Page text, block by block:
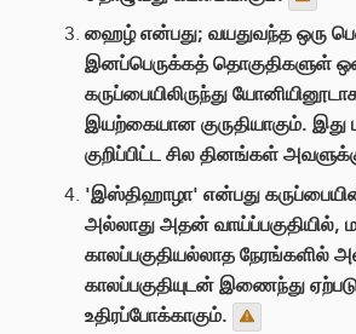
ஹைழ் என்பது; வயதுவந்த ஒரு
இனப்பெருக்கத் தொகுதிகளுள்
கருப்பையிலிருந்து
இயற்கையான குருதியாகும். இது
குறிப்பிட்ட சில தினங்கள்
'இஸ்திஹாழா' என்பது கருப்பையின்
அல்லாது அதன் வாய்ப்பகுதியில்,
காலப்பகுதியல்லாத நேரங்களில்
காலப்பகுதியுடன் இணைந்து
உதிரப்போக்காகும்.